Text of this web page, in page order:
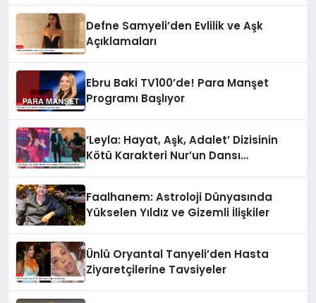
Defne Samyeli’den Evlilik ve Aşk
Açıklamaları
Ebru Baki TV100’de! Para Manşet
Programı Başlıyor
‘Leyla: Hayat, Aşk, Adalet’ Dizisinin
Kötü Karakteri Nur’un Dansı
Faalhanem: Astroloji Dünyasında
Yükselen Yıldız ve Gizemli İlişkiler
Ünlü Oryantal Tanyeli’den Hasta
Ziyaretçilerine Tavsiyeler